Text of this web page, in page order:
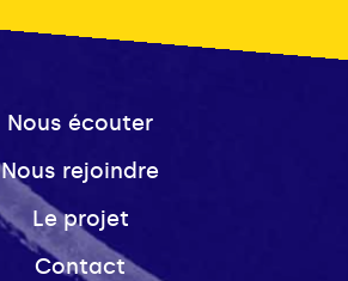
Nous écouter
Nous rejoindre
Le projet
Contact